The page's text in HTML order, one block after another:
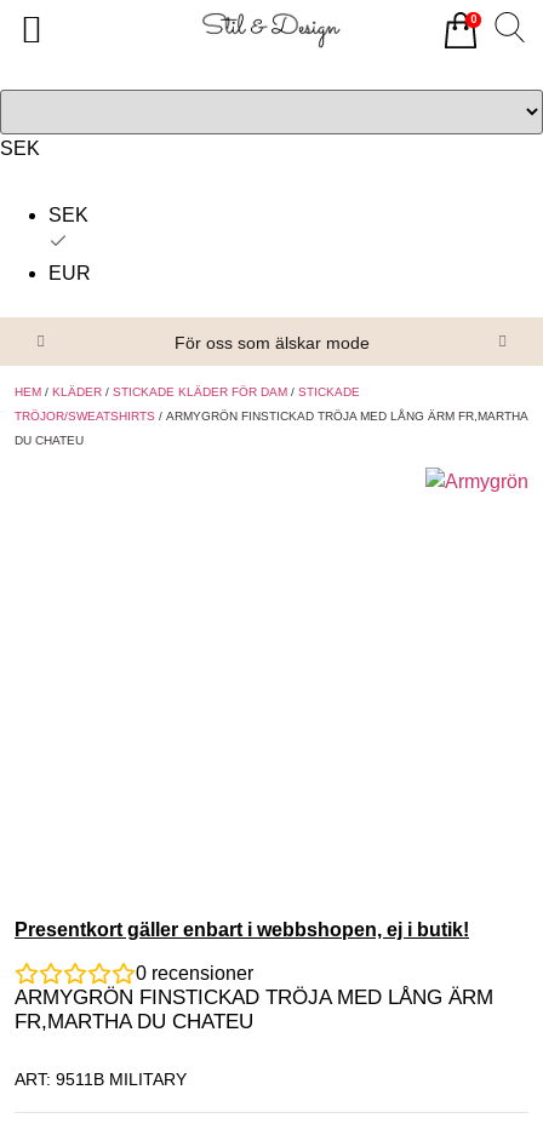
SEK
SEK
EUR
För oss som älskar mode
HEM / KLÄDER / STICKADE KLÄDER FÖR DAM / STICKADE
TRÖJOR/SWEATSHIRTS / ARMYGRÖN FINSTICKAD TRÖJA MED LÅNG ÄRM FR,MARTHA
DU CHATEU
Presentkort gäller enbart i webbshopen, ej i butik!
0 recensioner
ARMYGRÖN FINSTICKAD TRÖJA MED LÅNG ÄRM
FR,MARTHA DU CHATEU
ART: 9511B MILITARY
0
Alla produkter
Om oss